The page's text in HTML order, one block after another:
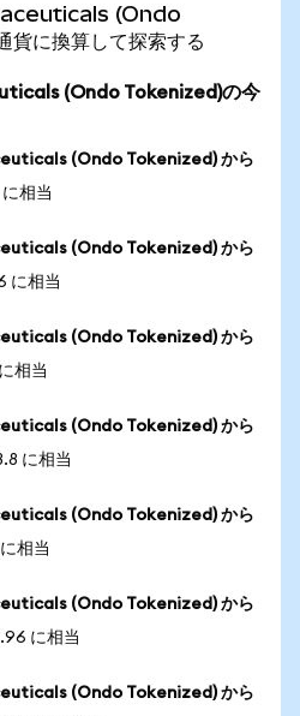
(Ondo
に換算して探索する
(Ondo Tokenized)の今
(Ondo Tokenized) から
相当
(Ondo Tokenized) から
に相当
(Ondo Tokenized) から
相当
(Ondo Tokenized) から
に相当
(Ondo Tokenized) から
に相当
(Ondo Tokenized) から
に相当
(Ondo Tokenized) から